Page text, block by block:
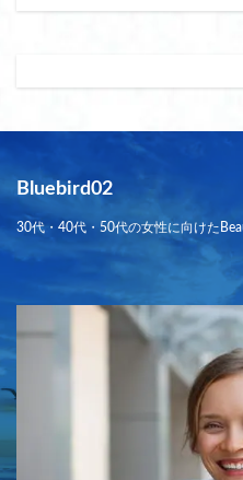
Bluebird02
30代・40代・50代の女性に向けた